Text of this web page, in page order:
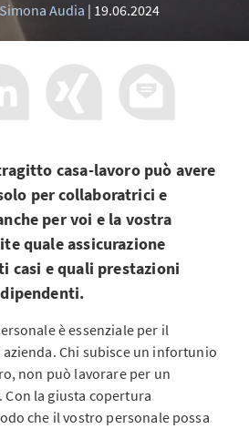
Simona Audia 19.06.2024
casa-lavoro può avere
per collaboratrici e
per voi e la vostra
quale assicurazione
casi e quali prestazioni
è essenziale per il
Chi subisce un infortunio
non può lavorare per un
la giusta copertura
che il vostro personale possa